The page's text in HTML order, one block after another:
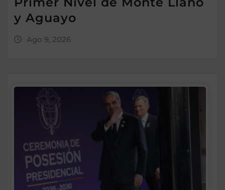
y Aguayo
Ago 9, 2026